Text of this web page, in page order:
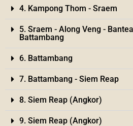
4. Kampong Thom - Sraem
5. Sraem - Along Veng -
Battambang
6. Battambang
7. Battambang - Siem Reap
8. Siem Reap (Angkor)
9. Siem Reap (Angkor)